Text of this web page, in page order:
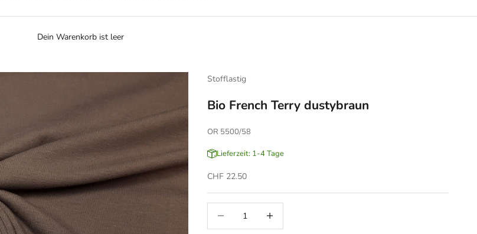
Dein Warenkorb ist leer
Stofflastig
Bio French Terry dustybraun
OR 5500/58
Lieferzeit: 1-4 Tage
Angebot
CHF 22.50